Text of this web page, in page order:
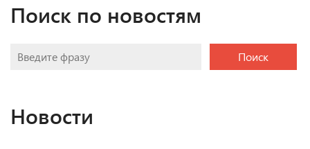
Поиск по новостям
Поиск
Новости